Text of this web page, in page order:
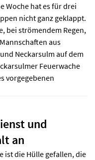
Woche hat es für drei
nicht ganz geklappt.
bei strömendem Regen,
aus
Neckarsulm auf dem
Feuerwache
vorgegebenen
und
an
ist die Hülle gefallen, die